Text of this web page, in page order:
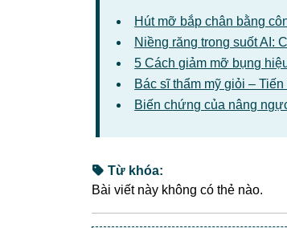
Hút mỡ bắp chân bằng
Niềng răng trong suốt AI:
5 Cách giảm mỡ bụng
Bác sĩ thẩm mỹ giỏi –
Biến chứng của nâng
Từ khóa:
Bài viết này không có thẻ nào.